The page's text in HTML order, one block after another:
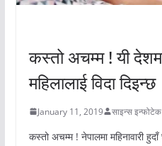
कस्तो अचम्म ! यी देशमा
महिलालाई विदा दिइन्छ
January 11, 2019 साइन्स इन्फोटेक
कस्तो अचम्म ! नेपालमा महिनावारी